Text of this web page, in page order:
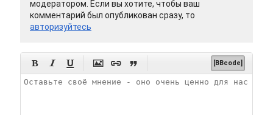
модератором. Если вы хотите, чтобы ваш
комментарий был опубликован сразу, то
авторизуйтесь
      [BBcode]